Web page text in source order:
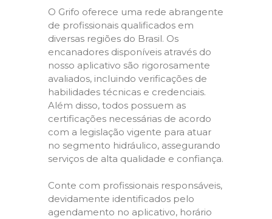
O Grifo oferece uma rede abrangente
de profissionais qualificados em
diversas regiões do Brasil. Os
encanadores disponíveis através do
nosso aplicativo são rigorosamente
avaliados, incluindo verificações de
habilidades técnicas e credenciais.
Além disso, todos possuem as
certificações necessárias de acordo
com a legislação vigente para atuar
no segmento hidráulico, assegurando
serviços de alta qualidade e confiança.
Conte com profissionais responsáveis,
devidamente identificados pelo
agendamento no aplicativo, horário